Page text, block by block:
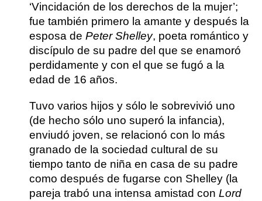
‘Vincidación de los derechos de la mujer’;
fue también primero la amante y después la
esposa de Peter Shelley, poeta romántico y
discípulo de su padre del que se enamoró
perdidamente y con el que se fugó a la
edad de 16 años.
Tuvo varios hijos y sólo le sobrevivió uno
(de hecho sólo uno superó la infancia),
enviudó joven, se relacionó con lo más
granado de la sociedad cultural de su
tiempo tanto de niña en casa de su padre
como después de fugarse con Shelley (la
pareja trabó una intensa amistad con Lord